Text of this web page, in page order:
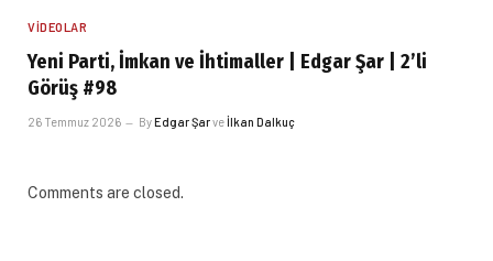
VIDEOLAR
Yeni Parti, İmkan ve İhtimaller | Edgar Şar | 2’li
Görüş #98
26 Temmuz 2026 ByEdgar Şarve İlkan Dalkuç
Comments are closed.